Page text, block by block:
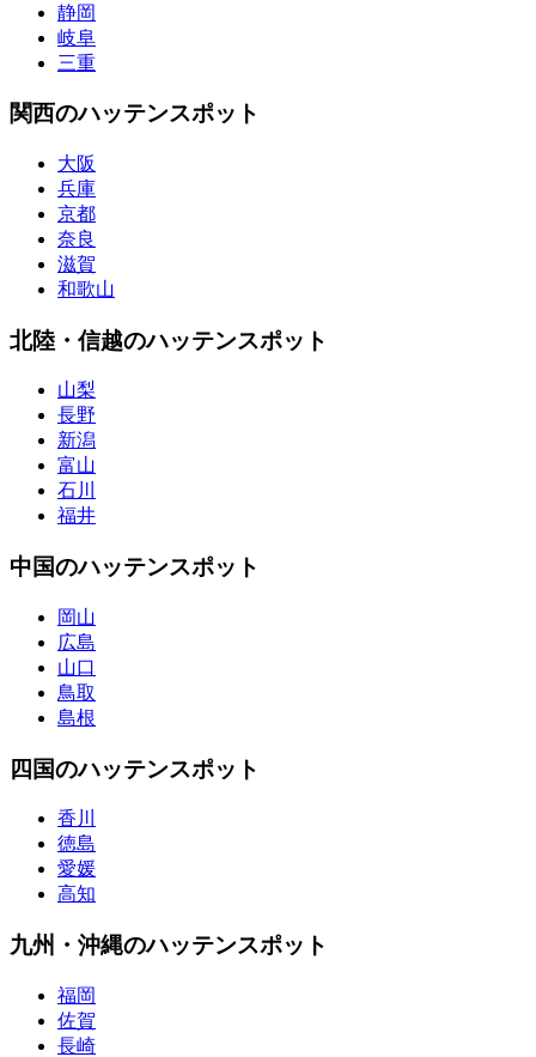
静岡
岐阜
三重
関西のハッテンスポット
大阪
兵庫
京都
奈良
滋賀
和歌山
北陸・信越のハッテンスポット
山梨
長野
新潟
富山
石川
福井
中国のハッテンスポット
岡山
広島
山口
鳥取
島根
四国のハッテンスポット
香川
徳島
愛媛
高知
九州・沖縄のハッテンスポット
福岡
佐賀
長崎